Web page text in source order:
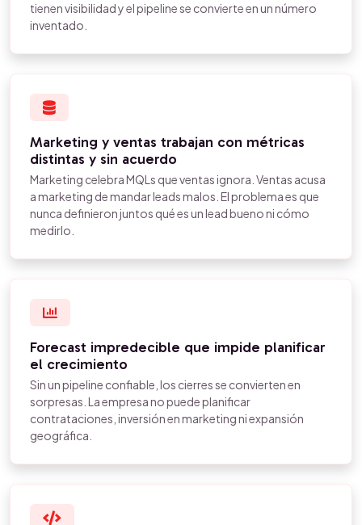
tienen visibilidad y el pipeline se convierte en un número
inventado.
Marketing y ventas trabajan con métricas
distintas y sin acuerdo
Marketing celebra MQLs que ventas ignora. Ventas acusa
a marketing de mandar leads malos. El problema es que
nunca definieron juntos qué es un lead bueno ni cómo
medirlo.
Forecast impredecible que impide planificar
el crecimiento
Sin un pipeline confiable, los cierres se convierten en
sorpresas. La empresa no puede planificar
contrataciones, inversión en marketing ni expansión
geográfica.